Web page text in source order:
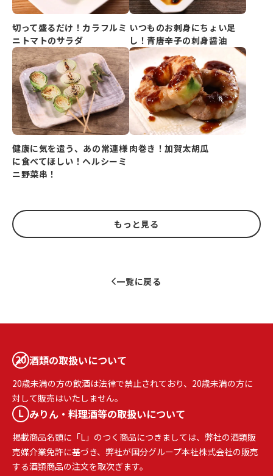
切って盛るだけ！カラフルミ
ニトマトのサラダ
いつものお刺身にちょい足
し！青唐辛子の刺身醤油
健康に気を遣う、あの常連様
に食べてほしい！ヘルシーミ
ニ野菜串！
肉巻き！加賀太胡瓜
もっと見る
一覧に戻る
酒類の取扱いについて
20歳未満の方の飲酒は法律で禁止されており、20歳未満の方に
対して販売はいたしません。
みりん・料理酒等の取扱いについて
掲載商品名頭に「L」のつく商品につきましては、弊社の酒類販
売媒介業免許に基づき、弊社が国分グループ本社株式会社の販売
する酒類商品の注文を取次ぎます。